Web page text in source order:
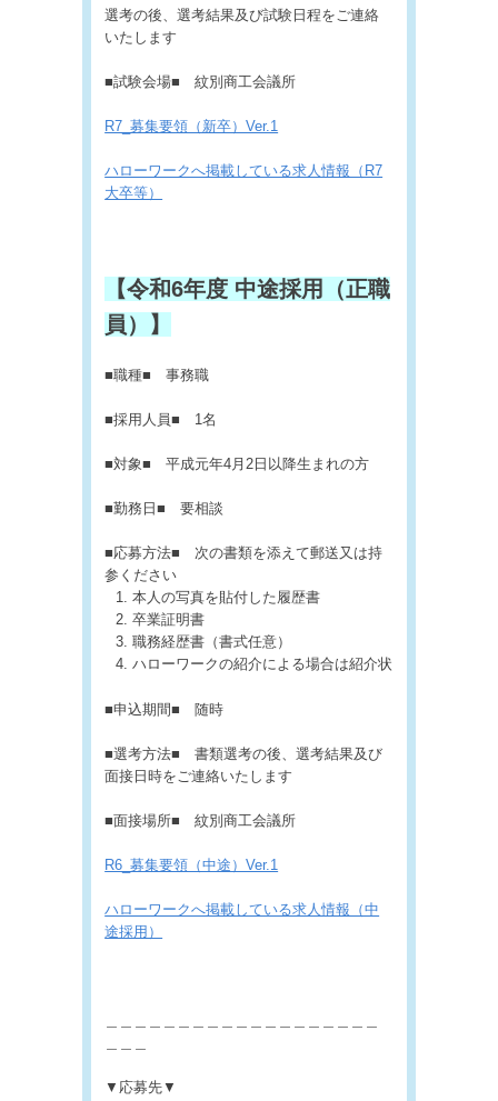
選考の後、選考結果及び試験日程をご連絡
いたします
■試験会場■ 紋別商工会議所
R7_募集要領（新卒）Ver.1
ハローワークへ掲載している求人情報（R7
大卒等）
【令和6年度 中途採用（正職
員）】
■職種■ 事務職
■採用人員■ 1名
■対象■ 平成元年4月2日以降生まれの方
■勤務日■ 要相談
■応募方法■ 次の書類を添えて郵送又は持
参ください
本人の写真を貼付した履歴書
卒業証明書
職務経歴書（書式任意）
ハローワークの紹介による場合は紹介状
■申込期間■ 随時
■選考方法■ 書類選考の後、選考結果及び
面接日時をご連絡いたします
■面接場所■ 紋別商工会議所
R6_募集要領（中途）Ver.1
ハローワークへ掲載している求人情報（中
途採用）
▼応募先▼